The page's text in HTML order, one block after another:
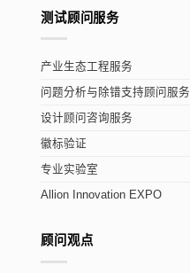
测试顾问服务
产业生态工程服务
问题分析与除错支持顾问服务
设计顾问咨询服务
徽标验证
专业实验室
Allion Innovation EXPO
顾问观点